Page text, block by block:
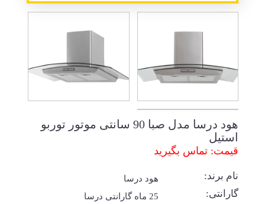
هود درسا مدل صبا 90 سانتی موتور توربو
استیل
قیمت: تماس بگیرید
نام برند: هود درسا
گارانتی: 25 ماه گارانتی درسا